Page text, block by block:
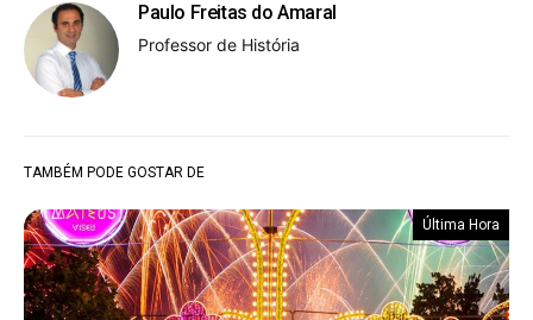
Paulo Freitas do Amaral
Professor de História
TAMBÉM PODE GOSTAR DE
Última Hora